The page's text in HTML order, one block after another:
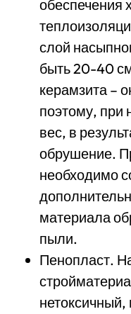
обеспечения
слой
быть 20-40
керамзита –
поэтому, при
вес, в
обрушение.
необходимо
материала
пыли.
Пенопласт.
нетоксичный,